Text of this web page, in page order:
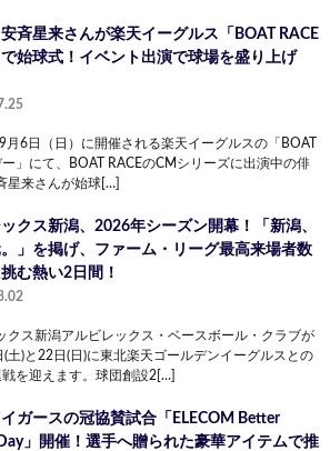
斉星来さんが楽天イーグルス「BOAT RACE
始球式！イベント出演で球場を盛り上げ
月6日（日）に開催される楽天イーグルスの「BOAT
ー」にて、BOAT RACEのCMシリーズに出演中の俳
星来さんが始球[…]
クス新潟、2026年シーズン開幕！「新潟、
」を掲げ、ファーム・リーグ最高来場者数
む熱い2日間！
クス新潟アルビレックス・ベースボール・クラブが
(土)と22日(日)に東北楽天ゴールデンイーグルスとの
戦を迎えます。球団創設2[…]
ガースの冠協賛試合「ELECOM Better
」開催！選手へ贈られた豪華アイテムで推